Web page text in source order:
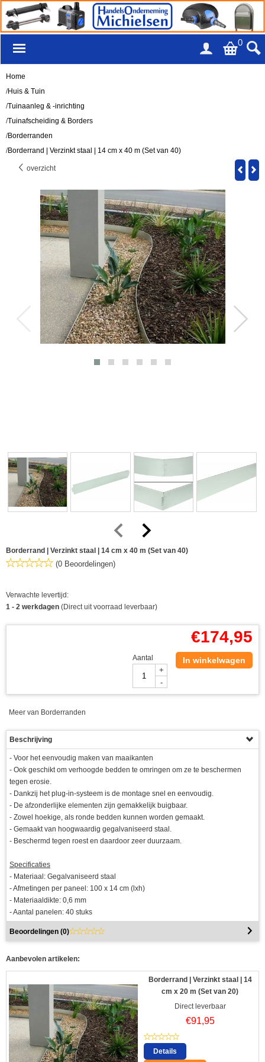
0
Home
/Huis & Tuin
/Tuinaanleg & -inrichting
/Tuinafscheiding & Borders
/Borderranden
/Borderrand | Verzinkt staal | 14 cm x 40 m (Set van 40)
overzicht
Borderrand | Verzinkt staal | 14 cm x 40 m (Set van 40)
(0 Beoordelingen)
Verwachte levertijd:
1 - 2 werkdagen (Direct uit voorraad leverbaar)
€174,95
Aantal
+
-
In winkelwagen
Meer van Borderranden
Beschrijving
- Voor het eenvoudig maken van maaikanten
- Ook geschikt om verhoogde bedden te omringen om ze te beschermen
tegen erosie.
- Dankzij het plug-in-systeem is de montage snel en eenvoudig.
- De afzonderlijke elementen zijn gemakkelijk buigbaar.
- Zowel hoekige, als ronde bedden kunnen worden gemaakt.
- Gemaakt van hoogwaardig gegalvaniseerd staal.
- Beschermd tegen roest en daardoor zeer duurzaam.
Specificaties
- Materiaal: Gegalvaniseerd staal
- Afmetingen per paneel: 100 x 14 cm (lxh)
- Materiaaldikte: 0,6 mm
- Aantal panelen: 40 stuks
Beoordelingen (0)
Aanbevolen artikelen:
Borderrand | Verzinkt staal | 14
cm x 20 m (Set van 20)
Direct leverbaar
€91,95
Details